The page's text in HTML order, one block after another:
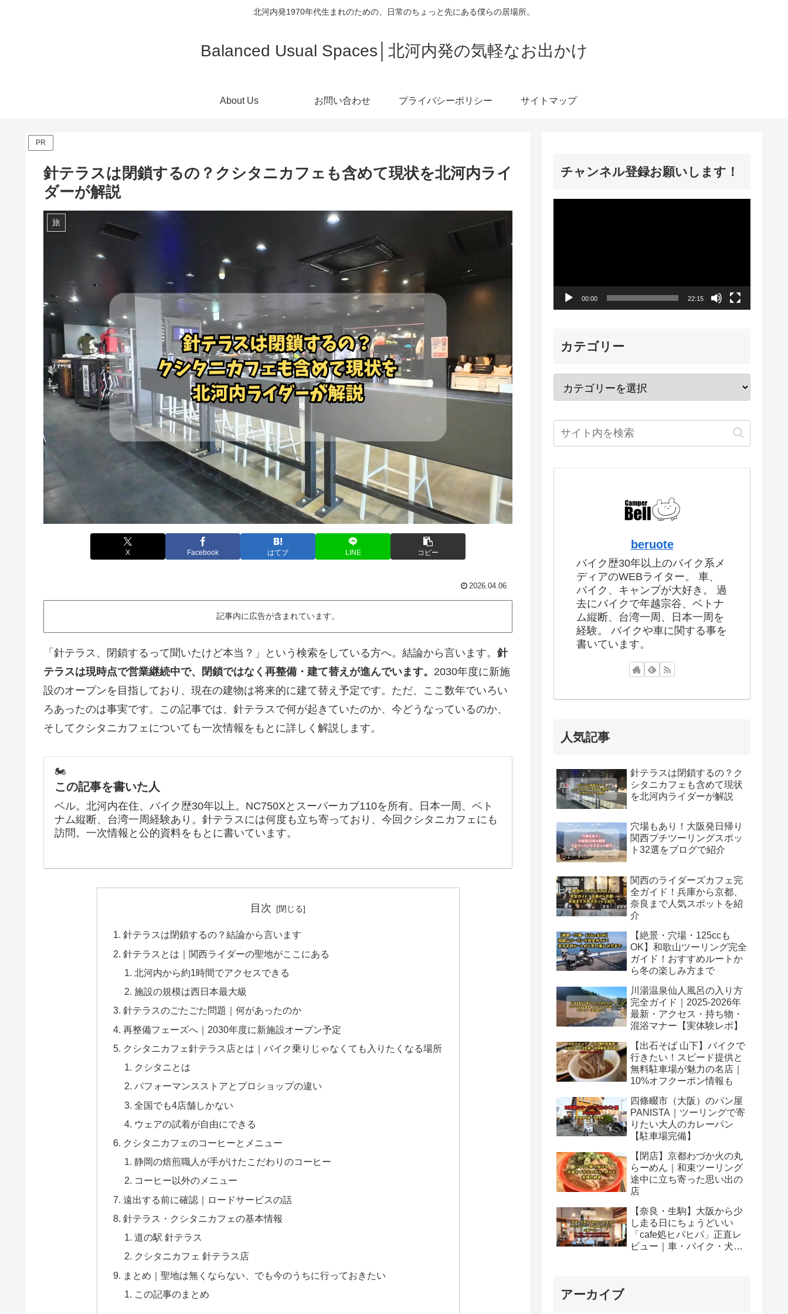
北河内発1970年代生まれのための、日常のちょっと先にある僕らの居場所。
Balanced Usual Spaces│北河内発の気軽なお出かけ
About Us お問い合わせ プライバシーポリシー サイトマップ
PR
針テラスは閉鎖するの？クシタニカフェも含めて現状を北河内ライ
ダーが解説
旅
X Facebook はてブ LINE コピー
2026.04.06
記事内に広告が含まれています。
「針テラス、閉鎖するって聞いたけど本当？」という検索をしている方へ。結論から言います。 針
テラスは現時点で営業継続中で、閉鎖ではなく再整備・建て替えが進んでいます。 2030年度に新施
設のオープンを目指しており、現在の建物は将来的に建て替え予定です。ただ、ここ数年でいろい
ろあったのは事実です。この記事では、針テラスで何が起きていたのか、今どうなっているのか、
そしてクシタニカフェについても一次情報をもとに詳しく解説します。
🏍
この記事を書いた人
ベル。北河内在住、バイク歴30年以上。NC750Xとスーパーカブ110を所有。日本一周、ベト
ナム縦断、台湾一周経験あり。針テラスには何度も立ち寄っており、今回クシタニカフェにも
訪問。一次情報と公的資料をもとに書いています。
目次
針テラスは閉鎖するの？結論から言います
針テラスとは｜関西ライダーの聖地がここにある
北河内から約1時間でアクセスできる
施設の規模は西日本最大級
針テラスのごたごた問題｜何があったのか
再整備フェーズへ｜2030年度に新施設オープン予定
クシタニカフェ針テラス店とは｜バイク乗りじゃなくても入りたくなる場所
クシタニとは
パフォーマンスストアとプロショップの違い
全国でも4店舗しかない
ウェアの試着が自由にできる
クシタニカフェのコーヒーとメニュー
静岡の焙煎職人が手がけたこだわりのコーヒー
コーヒー以外のメニュー
遠出する前に確認｜ロードサービスの話
針テラス・クシタニカフェの基本情報
道の駅 針テラス
クシタニカフェ 針テラス店
まとめ｜聖地は無くならない、でも今のうちに行っておきたい
この記事のまとめ
チャンネル登録お願いします！
00:00 22:15
カテゴリー
beruote
バイク歴30年以上のバイク系メ
ディアのWEBライター。 車、
バイク、キャンプが大好き。 過
去にバイクで年越宗谷、ベトナ
ム縦断、台湾一周、日本一周を
経験。 バイクや車に関する事を
書いています。
人気記事
針テラスは閉鎖するの？ク
シタニカフェも含めて現状
を北河内ライダーが解説
穴場もあり！大阪発日帰り
関西プチツーリングスポッ
ト32選をブログで紹介
関西のライダーズカフェ完
全ガイド！兵庫から京都、
奈良まで人気スポットを紹
介
【絶景・穴場・125ccも
OK】和歌山ツーリング完全
ガイド！おすすめルートか
ら冬の楽しみ方まで
川湯温泉仙人風呂の入り方
完全ガイド｜2025-2026年
最新・アクセス・持ち物・
混浴マナー【実体験レポ】
【出石そば 山下】バイクで
行きたい！スピード提供と
無料駐車場が魅力の名店｜
10%オフクーポン情報も
四條畷市（大阪）のパン屋
PANISTA｜ツーリングで寄
りたい大人のカレーパン
【駐車場完備】
【閉店】京都わづか火の丸
らーめん｜和束ツーリング
途中に立ち寄った思い出の
店
【奈良・生駒】大阪から少
し走る日にちょうどいい
「cafe処ヒパヒパ」正直レ
ビュー｜車・バイク・犬連
アーカイブ